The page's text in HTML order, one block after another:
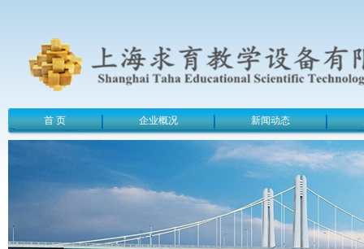
首 页 企业概况 新闻动态